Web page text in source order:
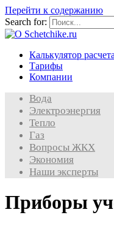
Перейти к содержанию
Search for:
Калькулятор
Тарифы
Компании
Вода
Электроэнергия
Тепло
Газ
Вопросы ЖКХ
Экономия
Наши эксперты
Приборы